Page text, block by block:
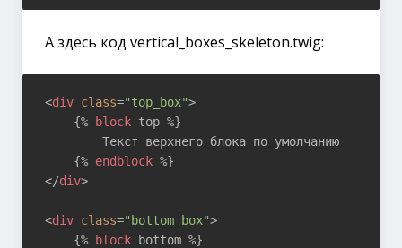
А здесь код vertical_boxes_skeleton.twig:
<div class="top_box">
{%
block top %}
        Текст верхнего блока по умолчанию
{% endblock %}
</div>
<div class="bottom_box">
{%
block bottom %}